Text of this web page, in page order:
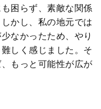
困らず、素敵な関係
かし、私の地元では
なかったため、やり
しく感じました。そ
もっと可能性が広が